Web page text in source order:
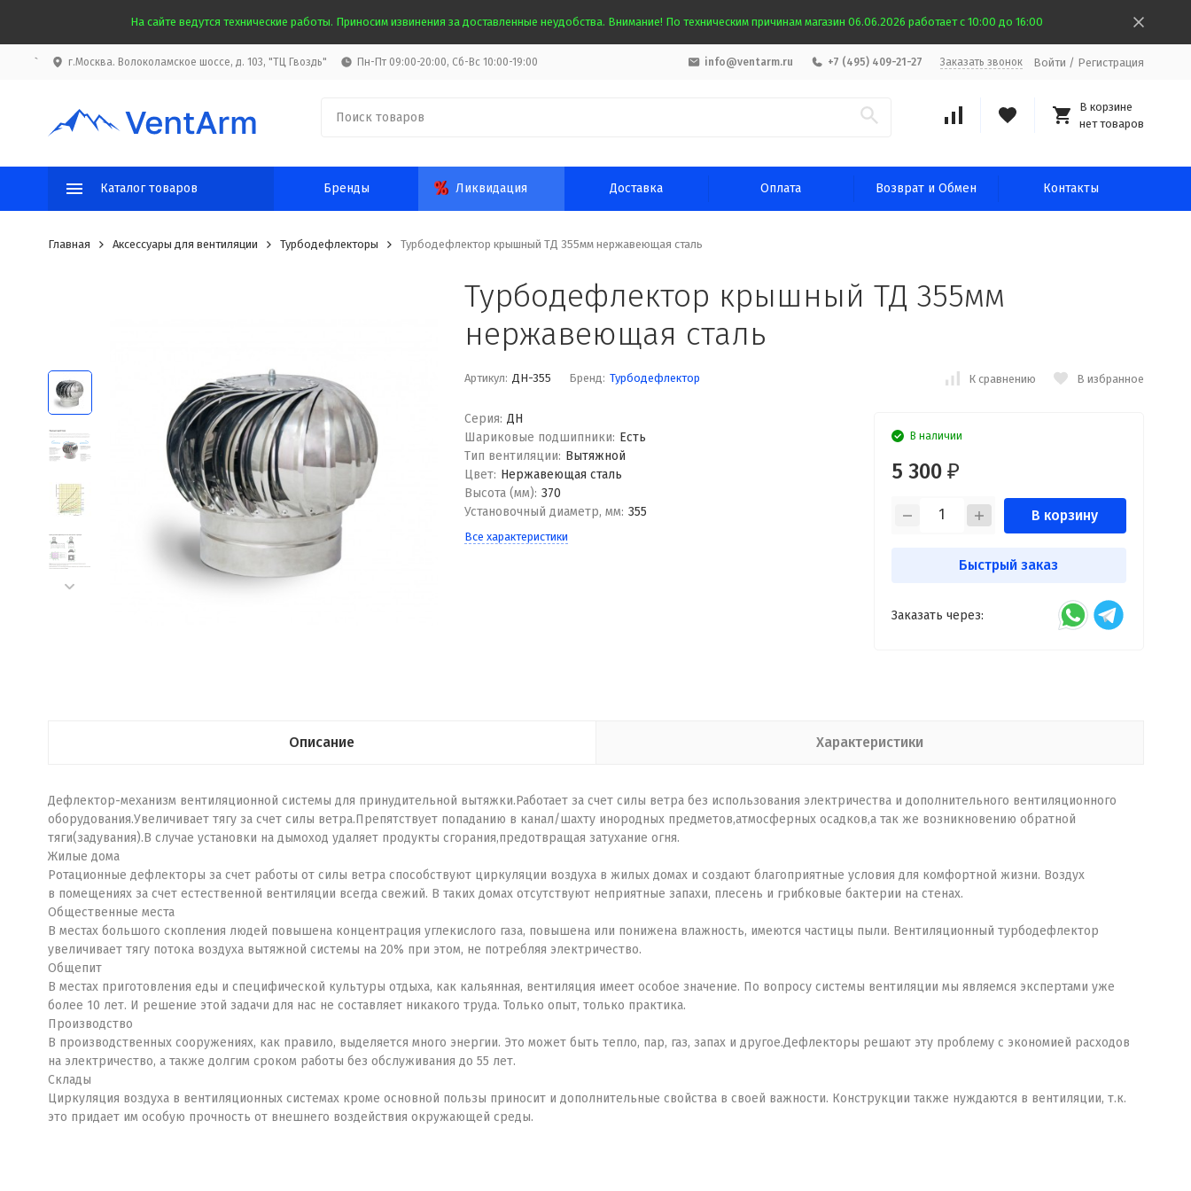
На сайте ведутся технические работы. Приносим извинения за доставленные неудобства. Внимание! По техническим причинам магазин 06.06.2026 работает с 10:00 до 16:00
` г.Москва. Волоколамское шоссе, д. 103, "ТЦ Гвоздь" Пн-Пт 09:00-20:00, Сб-Вс 10:00-19:00 info@ventarm.ru +7 (495) 409-21-27 Заказать звонок Войти / Регистрация
В корзине
нет товаров
Каталог товаров Бренды Ликвидация Доставка Оплата Возврат и Обмен Контакты
Главная Аксессуары для вентиляции Турбодефлекторы Турбодефлектор крышный ТД 355мм нержавеющая сталь
Турбодефлектор крышный ТД 355мм
нержавеющая сталь
Артикул: ДН-355 Бренд: Турбодефлектор К сравнению В избранное
Серия: ДН
Шариковые подшипники: Есть
Тип вентиляции: Вытяжной
Цвет: Нержавеющая сталь
Высота (мм): 370
Установочный диаметр, мм: 355
Все характеристики
В наличии
5 300 ₽
В корзину
Быстрый заказ
Заказать через:
Описание Характеристики
Дефлектор-механизм вентиляционной системы для принудительной вытяжки.Работает за счет силы ветра без использования электричества и дополнительного вентиляционного
оборудования.Увеличивает тягу за счет силы ветра.Препятствует попаданию в канал/шахту инородных предметов,атмосферных осадков,а так же возникновению обратной
тяги(задувания).В случае установки на дымоход удаляет продукты сгорания,предотвращая затухание огня.
Жилые дома
Ротационные дефлекторы за счет работы от силы ветра способствуют циркуляции воздуха в жилых домах и создают благоприятные условия для комфортной жизни. Воздух
в помещениях за счет естественной вентиляции всегда свежий. В таких домах отсутствуют неприятные запахи, плесень и грибковые бактерии на стенах.
Общественные места
В местах большого скопления людей повышена концентрация углекислого газа, повышена или понижена влажность, имеются частицы пыли. Вентиляционный турбодефлектор
увеличивает тягу потока воздуха вытяжной системы на 20% при этом, не потребляя электричество.
Общепит
В местах приготовления еды и специфической культуры отдыха, как кальянная, вентиляция имеет особое значение. По вопросу системы вентиляции мы являемся экспертами уже
более 10 лет. И решение этой задачи для нас не составляет никакого труда. Только опыт, только практика.
Производство
В производственных сооружениях, как правило, выделяется много энергии. Это может быть тепло, пар, газ, запах и другое.Дефлекторы решают эту проблему с экономией расходов
на электричество, а также долгим сроком работы без обслуживания до 55 лет.
Склады
Циркуляция воздуха в вентиляционных системах кроме основной пользы приносит и дополнительные свойства в своей важности. Конструкции также нуждаются в вентиляции, т.к.
это придает им особую прочность от внешнего воздействия окружающей среды.